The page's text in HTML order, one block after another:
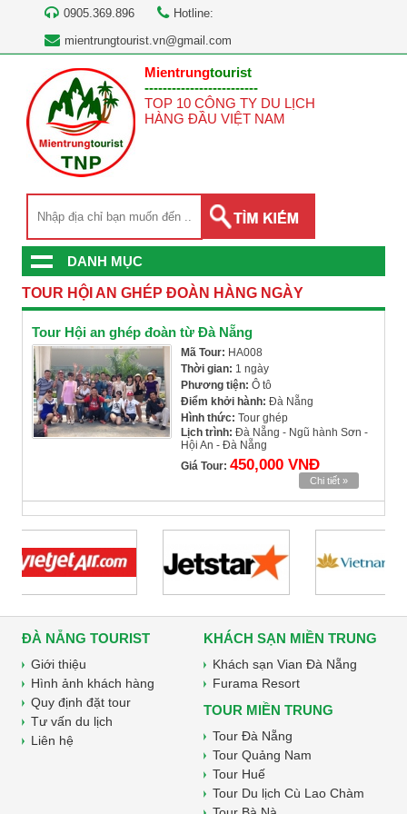
0905.369.896
Hotline:
mientrungtourist.vn@gmail.com
Mientrungtourist
-------------------------
TOP 10 CÔNG TY DU LỊCH
HÀNG ĐẦU VIỆT NAM
DANH MỤC
TOUR HỘI AN GHÉP ĐOÀN HÀNG NGÀY
Tour Hội an ghép đoàn từ Đà Nẵng
Mã Tour: HA008
Thời gian: 1 ngày
Phương tiện: Ô tô
Điểm khởi hành: Đà Nẵng
Hình thức: Tour ghép
Lịch trình: Đà Nẵng - Ngũ hành Sơn -
Hội An - Đà Nẵng
Giá Tour: 450,000 VNĐ
Chi tiết »
ĐÀ NẴNG TOURIST
Giới thiệu
Hình ảnh khách hàng
Quy định đặt tour
Tư vấn du lịch
Liên hệ
KHÁCH SẠN MIỀN TRUNG
Khách sạn Vian Đà Nẵng
Furama Resort
TOUR MIỀN TRUNG
Tour Đà Nẵng
Tour Quảng Nam
Tour Huế
Tour Du lịch Cù Lao Chàm